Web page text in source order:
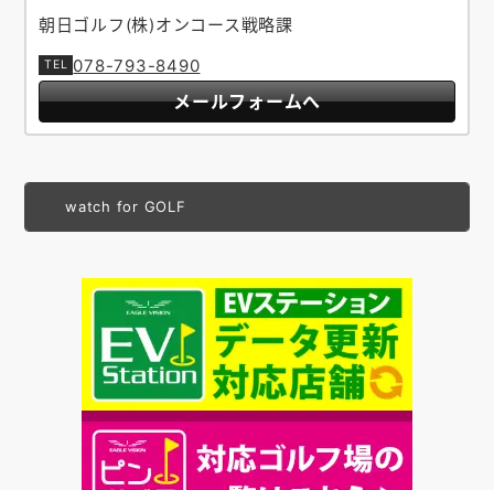
朝日ゴルフ(株)オンコース戦略課
078-793-8490
メールフォームへ
watch for GOLF